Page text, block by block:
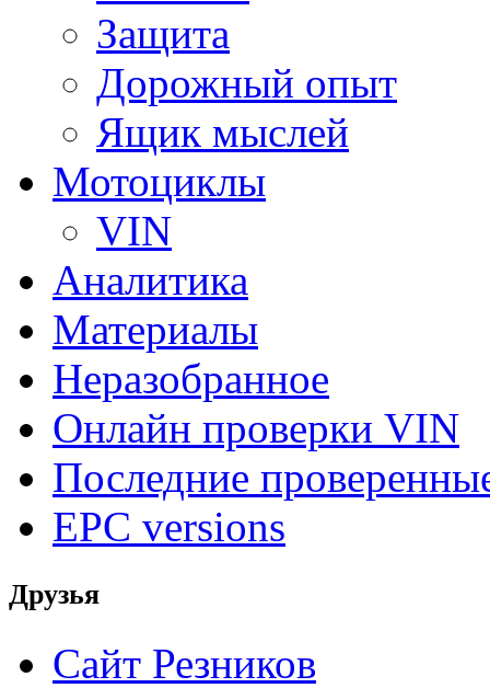
Защита
Дорожный опыт
Ящик мыслей
Мотоциклы
VIN
Аналитика
Материалы
Неразобранное
Онлайн проверки VIN
Последние
EPC versions
Друзья
Сайт Резников